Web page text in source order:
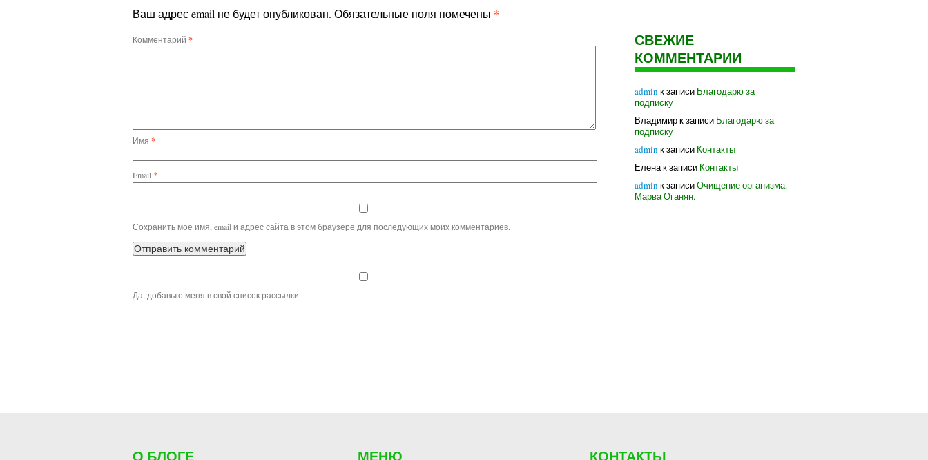
Ваш адрес email не будет опубликован. Обязательные поля помечены *
Комментарий *
Имя *
Email *
Сохранить моё имя, email и адрес сайта в этом браузере для последующих моих комментариев.
Да, добавьте меня в свой список рассылки.
СВЕЖИЕ
КОММЕНТАРИИ
admin к записи Благодарю за
подписку
Владимирк записи Благодарю за
подписку
admin к записи Контакты
Еленак записи Контакты
admin к записиОчищение организма.
Марва Оганян.